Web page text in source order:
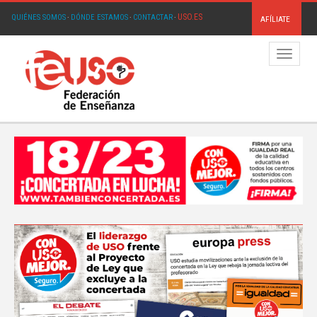
QUIÉNES SOMOS· DÓNDE ESTAMOS· CONTACTAR· USO.ES AFÍLIATE
Menú